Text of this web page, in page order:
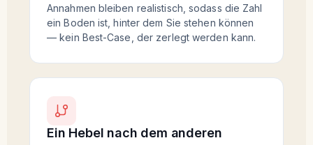
Annahmen bleiben realistisch, sodass die Zahl
ein Boden ist, hinter dem Sie stehen können
— kein Best-Case, der zerlegt werden kann.
Ein Hebel nach dem anderen